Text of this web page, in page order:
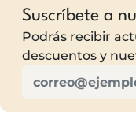
Suscríbete a
Podrás recibir
descuentos y